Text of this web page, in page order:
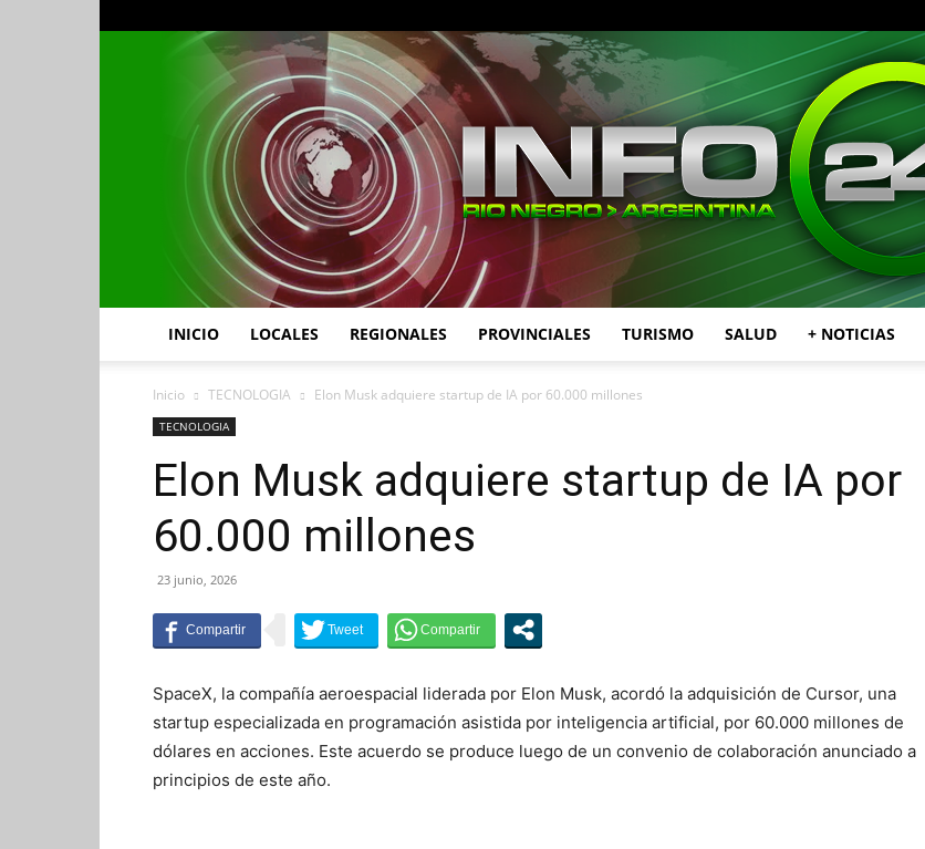
INICIO LOCALES REGIONALES PROVINCIALES TURISMO SALUD + NOTICIAS
Inicio TECNOLOGIA Elon Musk adquiere startup de IA por 60.000 millones
TECNOLOGIA
Elon Musk adquiere startup de IA por
60.000 millones
23 junio, 2026
SpaceX, la compañía aeroespacial liderada por Elon Musk, acordó la adquisición de Cursor, una
startup especializada en programación asistida por inteligencia artificial, por 60.000 millones de
dólares en acciones. Este acuerdo se produce luego de un convenio de colaboración anunciado a
principios de este año.